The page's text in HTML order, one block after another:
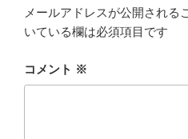
メールアドレスが公開される
いている欄は必須項目です
コメント ※